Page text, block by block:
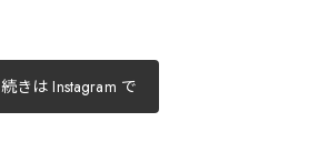
続きは Instagram で